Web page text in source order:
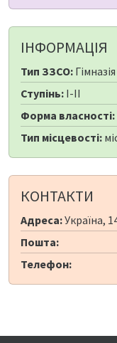
ІНФОРМАЦІЯ
Тип ЗЗСО:
Ступінь: I-II
Форма власності:
Тип місцевості:
КОНТАКТИ
Адреса:Україна,
Пошта:
Телефон: